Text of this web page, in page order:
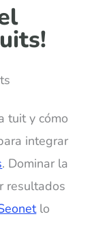
tuit y cómo
integrar
. Dominar la
resultados
lo